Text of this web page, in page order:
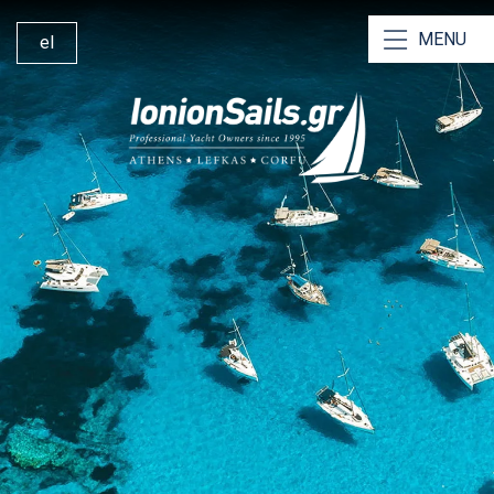
el
Ionion Sails
Ενοικίαση Καταμαράν
Ενοικίαση Ιστιοπλοϊκού
Ενοικίαση χωρίς Σκίπερ
Ενοικίαση με Σκίπερ
Ναυλώσεις με Πλήρωμα
Γιατί να Μας Επιλέξετε
Οδηγός Ιστιοπλοΐας Ιονίου
Βάση Λευκάδας
Άλλες Υπηρεσίες
MENU